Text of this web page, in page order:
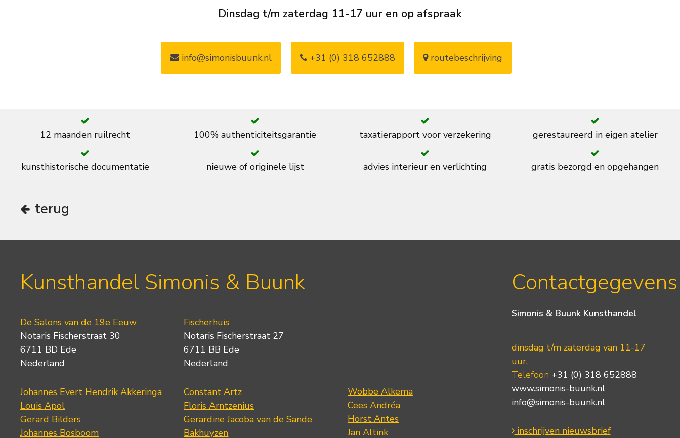
Dinsdag t/m zaterdag 11-17 uur en op afspraak
info@simonisbuunk.nl +31 (0) 318 652888 routebeschrijving
12 maanden ruilrecht 100% authenticiteitsgarantie taxatierapport voor verzekering gerestaureerd in eigen atelier
kunsthistorische documentatie nieuwe of originele lijst advies interieur en verlichting gratis bezorgd en opgehangen
terug
Kunsthandel Simonis & Buunk
De Salons van de 19e Eeuw
Notaris Fischerstraat 30
6711 BD Ede
Nederland
Johannes Evert Hendrik Akkeringa
Louis Apol
Gerard Bilders
Johannes Bosboom
Fischerhuis
Notaris Fischerstraat 27
6711 BB Ede
Nederland
Constant Artz
Floris Arntzenius
Gerardine Jacoba van de Sande
Bakhuyzen
Wobbe Alkema
Cees Andréa
Horst Antes
Jan Altink
Contactgegevens
Simonis & Buunk Kunsthandel
dinsdag t/m zaterdag van 11-17
uur.
Telefoon +31 (0) 318 652888
www.simonis-buunk.nl
info@simonis-buunk.nl
inschrijven nieuwsbrief